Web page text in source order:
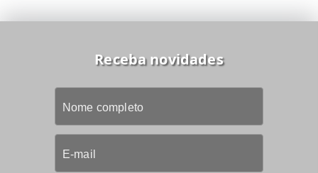
Receba novidades